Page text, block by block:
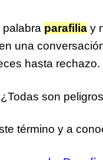
parafiliay
una
hasta rechazo.
son
término y a